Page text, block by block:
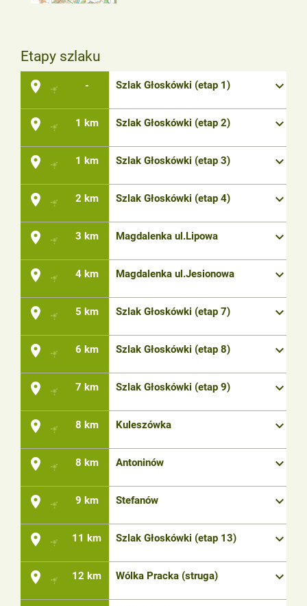
Etapy szlaku
place - Szlak Głoskówki (etap 1) keyboard_arrow_down
place 1 km Szlak Głoskówki (etap 2) keyboard_arrow_down
place 1 km Szlak Głoskówki (etap 3) keyboard_arrow_down
place 2 km Szlak Głoskówki (etap 4) keyboard_arrow_down
place 3 km Magdalenka ul.Lipowa keyboard_arrow_down
place 4 km Magdalenka ul.Jesionowa keyboard_arrow_down
place 5 km Szlak Głoskówki (etap 7) keyboard_arrow_down
place 6 km Szlak Głoskówki (etap 8) keyboard_arrow_down
place 7 km Szlak Głoskówki (etap 9) keyboard_arrow_down
place 8 km Kuleszówka keyboard_arrow_down
place 8 km Antoninów keyboard_arrow_down
place 9 km Stefanów keyboard_arrow_down
place 11 km Szlak Głoskówki (etap 13) keyboard_arrow_down
place 12 km Wólka Pracka (struga) keyboard_arrow_down